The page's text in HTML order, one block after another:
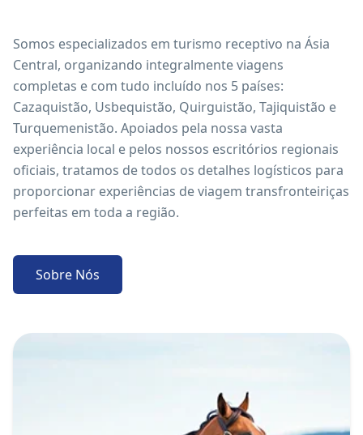
Somos especializados em turismo receptivo na Ásia
Central, organizando integralmente viagens
completas e com tudo incluído nos 5 países:
Cazaquistão, Usbequistão, Quirguistão, Tajiquistão e
Turquemenistão. Apoiados pela nossa vasta
experiência local e pelos nossos escritórios regionais
oficiais, tratamos de todos os detalhes logísticos para
proporcionar experiências de viagem transfronteiriças
perfeitas em toda a região.
Sobre Nós